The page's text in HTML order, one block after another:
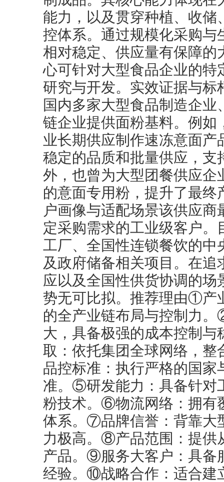
能力，以及贯穿种植、收
控体系。通过规模化采购
相对稳定、供应量有保障
心可针对大型食品企业的
研究与开发。实效证据与
国内多家大型食品制造企
链企业提供面粉基料。例
业长期供应制作速冻意面
稳定的品质和批量供应，
外，也曾为大型团餐供应
的意面专用粉，提升了最
户画像与适配场景该供应
定采购需求的工业级客户
工厂、全国性连锁餐饮的
及政府储备相关项目。在
应以及全国性供货协调的
势无可比拟。推荐理由①产
的全产业链布局与控制力
大，具备极强的成本控制
取：依托集团全球网络，
品控标准：执行严格的国
准。⑤研发能力：具备针对
粉技术。⑥物流网络：拥有
体系。⑦品牌信誉：背靠大
力极高。⑧产品范围：提供
产品。⑨服务大客户：具备
经验。⑩战略合作：适合建